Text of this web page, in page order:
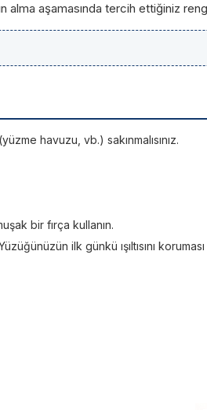
alma aşamasında tercih ettiğiniz
havuzu, vb.) sakınmalısınız.
bir fırça kullanın.
ilk günkü ışıltısını